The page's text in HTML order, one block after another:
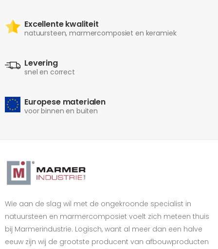
Excellente kwaliteit
natuursteen, marmercomposiet en keramiek
Levering
snel en correct
Europese materialen
voor binnen en buiten
Wie aan de slag wil met de ongekroonde specialist in
natuursteen en marmercomposiet voelt zich meteen thuis
bij Marmerindustrie. Logisch, want al meer dan een halve
eeuw zijn wij de grootste producent van afbouwproducten